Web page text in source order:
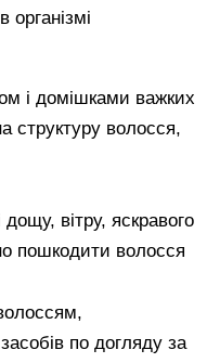
організмі
і домішками важких
структуру волосся,
вітру, яскравого
пошкодити волосся
по догляду за